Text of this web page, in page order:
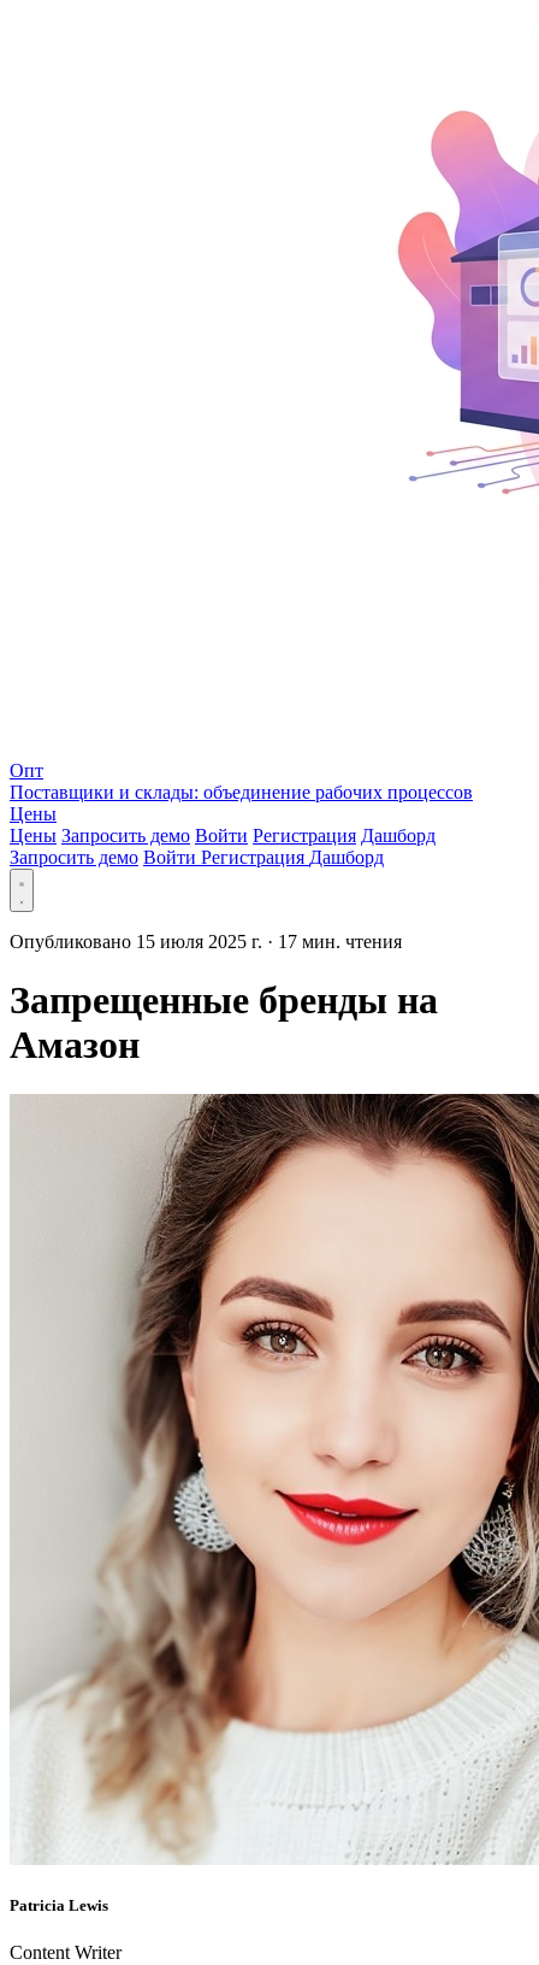
Опт
Поставщики и склады: объединение рабочих процессов
Цены
Цены Запросить демо Войти Регистрация Дашборд
Запросить демо Войти Регистрация Дашборд
Опубликовано 15 июля 2025 г. · 17 мин. чтения
Запрещенные бренды на
Амазон
Patricia Lewis
Content Writer